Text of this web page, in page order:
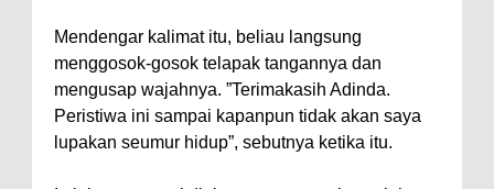
Mendengar kalimat itu, beliau langsung
menggosok-gosok telapak tangannya dan
mengusap wajahnya. ”Terimakasih Adinda.
Peristiwa ini sampai kapanpun tidak akan saya
lupakan seumur hidup”, sebutnya ketika itu.